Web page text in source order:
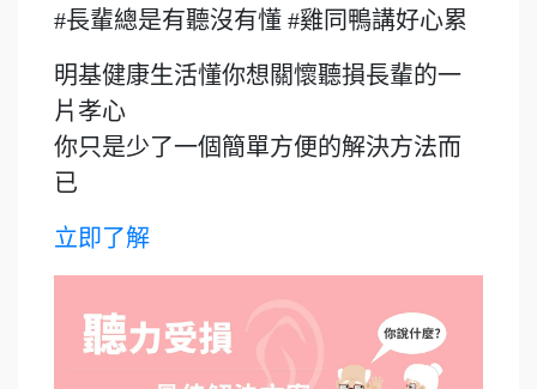
#長輩總是有聽沒有懂 #雞同鴨講好心累
明基健康生活懂你想關懷聽損長輩的一
片孝心
你只是少了一個簡單方便的解決方法而
已
立即了解